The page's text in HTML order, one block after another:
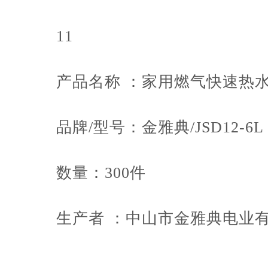
11
产品名称 ：家用燃气快速热
品牌/型号：金雅典/JSD12-6L
数量：300件
生产者 ：中山市金雅典电业